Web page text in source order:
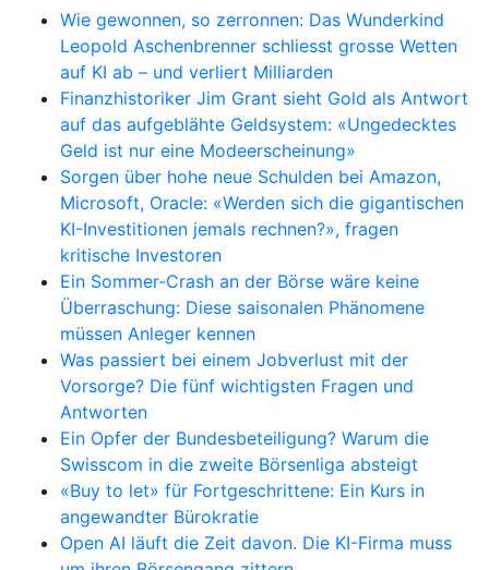
Wie gewonnen, so zerronnen: Das Wunderkind
Leopold Aschenbrenner schliesst grosse Wetten
auf KI ab – und verliert Milliarden
Finanzhistoriker Jim Grant sieht Gold als Antwort
auf das aufgeblähte Geldsystem: «Ungedecktes
Geld ist nur eine Modeerscheinung»
Sorgen über hohe neue Schulden bei Amazon,
Microsoft, Oracle: «Werden sich die gigantischen
KI-Investitionen jemals rechnen?», fragen
kritische Investoren
Ein Sommer-Crash an der Börse wäre keine
Überraschung: Diese saisonalen Phänomene
müssen Anleger kennen
Was passiert bei einem Jobverlust mit der
Vorsorge? Die fünf wichtigsten Fragen und
Antworten
Ein Opfer der Bundesbeteiligung? Warum die
Swisscom in die zweite Börsenliga absteigt
«Buy to let» für Fortgeschrittene: Ein Kurs in
angewandter Bürokratie
Open AI läuft die Zeit davon. Die KI-Firma muss